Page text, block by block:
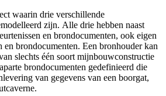
waarin drie verschillende
zijn. Alle drie hebben naast
en brondocumenten, ook eigen
en brondocumenten. Een bronhouder kan
slechts één soort mijnbouwconstructie
brondocumenten gedefinieerd die
van gegevens van een boorgat,